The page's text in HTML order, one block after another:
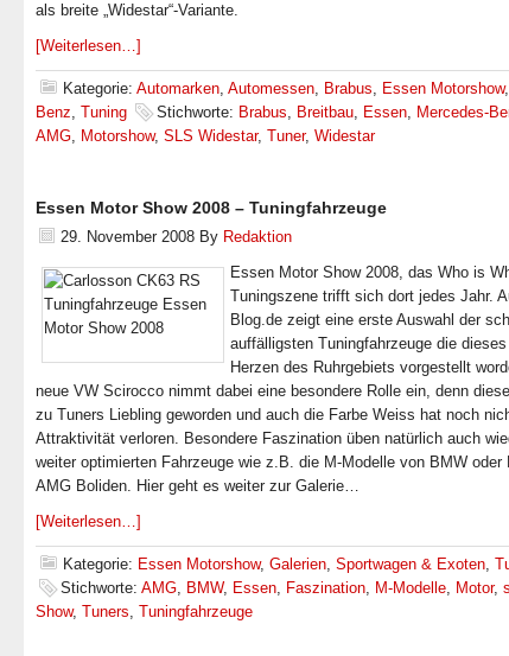
als breite „Widestar“-Variante.
[Weiterlesen…]
Kategorie: Automarken, Automessen, Brabus, Essen Motorshow,
Benz, Tuning Stichworte: Brabus, Breitbau, Essen, Mercedes-
AMG, Motorshow, SLS Widestar, Tuner, Widestar
Essen Motor Show 2008 – Tuningfahrzeuge
29. November 2008 By Redaktion
Essen Motor Show 2008, das Who is
Tuningszene trifft sich dort jedes Jahr.
Blog.de zeigt eine erste Auswahl der
auffälligsten Tuningfahrzeuge die
Herzen des Ruhrgebiets vorgestellt
neue VW Scirocco nimmt dabei eine besondere Rolle ein, denn
zu Tuners Liebling geworden und auch die Farbe Weiss hat noch
Attraktivität verloren. Besondere Faszination üben natürlich auch
weiter optimierten Fahrzeuge wie z.B. die M-Modelle von BMW oder
AMG Boliden. Hier geht es weiter zur Galerie…
[Weiterlesen…]
Kategorie: Essen Motorshow, Galerien, Sportwagen & Exoten,
Stichworte: AMG, BMW, Essen, Faszination, M-Modelle, Motor,
Show, Tuners, Tuningfahrzeuge